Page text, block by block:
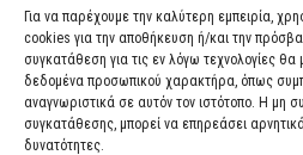
Για να παρέχουμε την καλύτερη εμπειρία,
cookies για την αποθήκευση ή/και την
συγκατάθεση για τις εν λόγω τεχνολογίες
δεδομένα προσωπικού χαρακτήρα, όπως
αναγνωριστικά σε αυτόν τον ιστότοπο. Η μη
συγκατάθεσης, μπορεί να επηρεάσει
δυνατότητες.